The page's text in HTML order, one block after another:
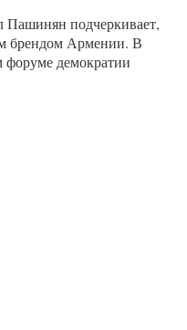
подчеркивает,
брендом Армении. В
демократии